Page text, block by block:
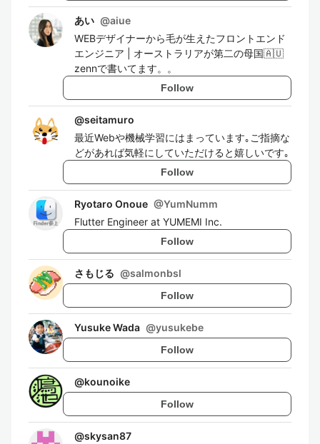
あい @aiue
WEBデザイナーから毛が生えたフロントエンド
エンジニア | オーストラリアが第二の母国🇦🇺
zennで書いてます。。
Follow
@seitamuro
最近Webや機械学習にはまっています｡ご指摘な
どがあれば気軽にしていただけると嬉しいです｡
Follow
Ryotaro Onoue @YumNumm
Flutter Engineer at YUMEMI Inc.
Follow
さもじる @salmonbsl
Follow
Yusuke Wada @yusukebe
Follow
@kounoike
Follow
@skysan87